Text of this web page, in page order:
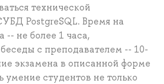
технической
PostgreSQL. Время на
-- не более 1 часа,
с преподавателем -- 10-
экзамена в описанной форме
умение студентов не только